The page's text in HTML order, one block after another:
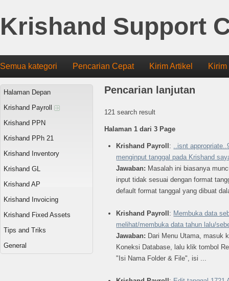
Krishand Support
Semua kategori Pencarian Cepat Kirim Artikel
Halaman Depan
Krishand Payroll
Krishand PPN
Krishand PPh 21
Krishand Inventory
Krishand GL
Krishand AP
Krishand Invoicing
Krishand Fixed Assets
Tips and Triks
General
Pencarian lanjutan
121 search result
Halaman 1 dari 3 Page
Krishand Payroll:
..isnt
menginput tanggal pada Krishand
Jawaban: Masalah ini biasanya
input tidak sesuai dengan format
default format tanggal yang dibuat
Krishand Payroll: Membuka data
melihat/membuka data tahun lalu/
Jawaban: Dari Menu Utama, masuk
Koneksi Database, lalu klik tombol
"Isi Nama Folder & File", isi ...